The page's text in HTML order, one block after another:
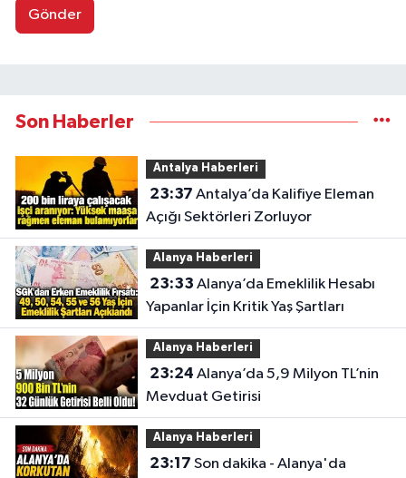
Gönder
Son Haberler
Antalya Haberleri
23:37
Açığı Sektörleri Zorluyor
Alanya Haberleri
23:33
Yapanlar İçin Kritik Yaş Şartları
Alanya Haberleri
23:24
Mevduat Getirisi
Alanya Haberleri
23:17